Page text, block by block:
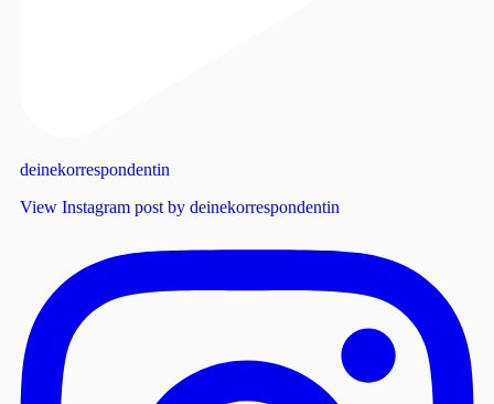
deinekorrespondentin
View Instagram post by deinekorrespondentin